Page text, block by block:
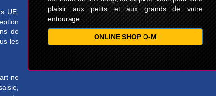
UE:
de
les
ne
plaisir aux petits et aux grands de votre
entourage.
ONLINE SHOP O-M